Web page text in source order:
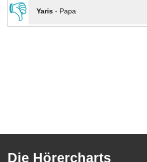
👎
Yaris- Papa
Die Hörercharts